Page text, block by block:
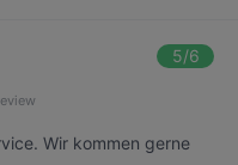
5/6
Wir kommen gerne